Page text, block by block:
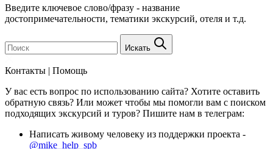
Введите ключевое слово/фразу - название
достопримечательности, тематики экскурсий, отеля и т.д.
Искать
Контакты | Помощь
У вас есть вопрос по использованию сайта? Хотите оставить
обратную связь? Или может чтобы мы помогли вам с поиском
подходящих экскурсий и туров? Пишите нам в телеграм:
Написать живому человеку из поддержки проекта -
@mike_help_spb